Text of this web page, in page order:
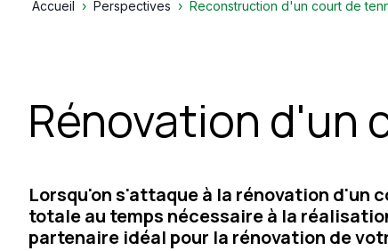
Accueil Perspectives Reconstruction d'un court de
Rénovation d'un
Lorsqu'on s'attaque à la rénovation d'un
totale au temps nécessaire à la
partenaire idéal pour la rénovation de